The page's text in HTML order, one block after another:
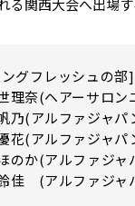
る関西大会へ出場
グフレッシュの部]
理奈(ヘアーサロン
乃(アルファジャパ
花(アルファジャパ
のか(アルファジャ
佳 (アルファジャ